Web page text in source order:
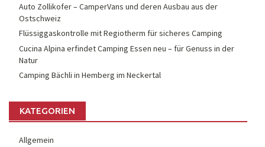
Auto Zollikofer – CamperVans und deren Ausbau aus der
Ostschweiz
Flüssiggaskontrolle mit Regiotherm für sicheres Camping
Cucina Alpina erfindet Camping Essen neu – für Genuss in der
Natur
Camping Bächli in Hemberg im Neckertal
KATEGORIEN
Allgemein